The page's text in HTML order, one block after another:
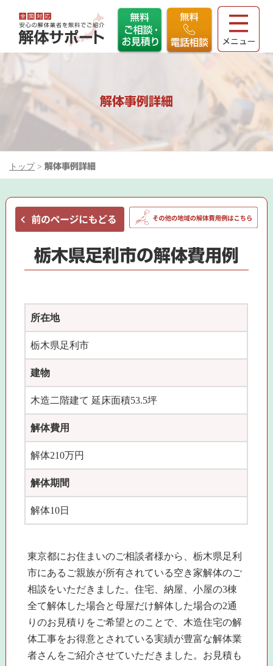
解体事例詳細
トップ > 解体事例詳細
栃木県足利市の解体費用例
所在地
栃木県足利市
建物
木造二階建て 延床面積53.5坪
解体費用
解体210万円
解体期間
解体10日
東京都にお住まいのご相談者様から、栃木県足利
市にあるご親族が所有されている空き家解体のご
相談をいただきました。住宅、納屋、小屋の3棟
全て解体した場合と母屋だけ解体した場合の2通
りのお見積りをご希望とのことで、木造住宅の解
体工事をお得意とされている実績が豊富な解体業
者さんをご紹介させていただきました。お見積も